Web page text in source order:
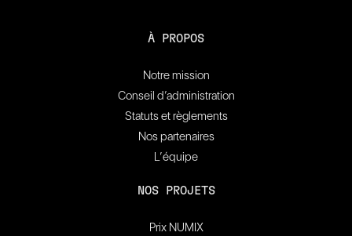
À PROPOS
Notre mission
Conseil d’administration
Statuts et règlements
Nos partenaires
L’équipe
NOS PROJETS
Prix NUMIX